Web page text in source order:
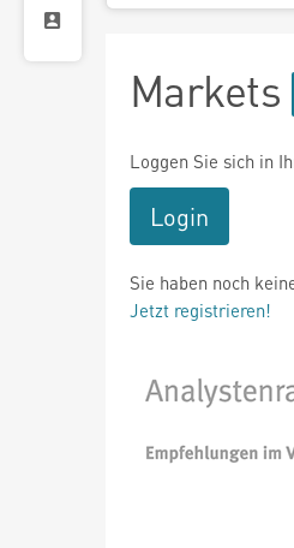
Markets
Loggen Sie sich in
Login
Sie haben noch
Jetzt registrieren!